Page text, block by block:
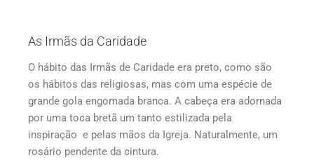
As Irmãs da Caridade
O hábito das Irmãs de Caridade era preto, como são
os hábitos das religiosas, mas com uma espécie de
grande gola engomada branca. A cabeça era adornada
por uma toca bretã um tanto estilizada pela
inspiração e pelas mãos da Igreja. Naturalmente, um
rosário pendente da cintura.